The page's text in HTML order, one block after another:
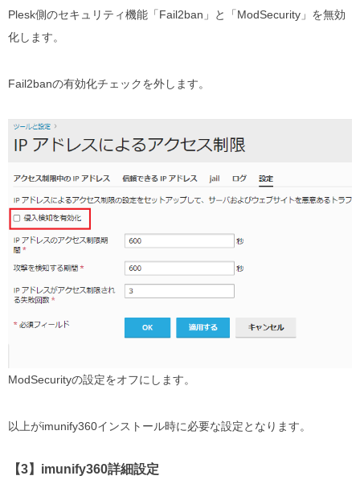
Plesk側のセキュリティ機能「Fail2ban」と「ModSecurity」を無効
化します。
Fail2banの有効化チェックを外します。
ModSecurityの設定をオフにします。
以上がimunify360インストール時に必要な設定となります。
【3】imunify360詳細設定